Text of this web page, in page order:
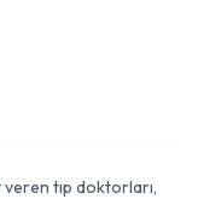
tıp doktorları,